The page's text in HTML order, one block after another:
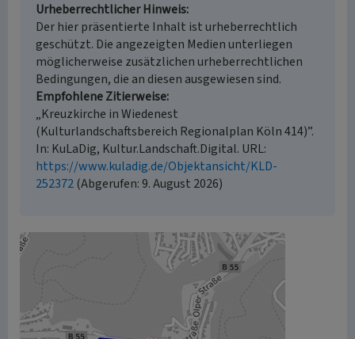
Urheberrechtlicher Hinweis
Der hier präsentierte Inhalt ist urheberrechtlich
geschützt. Die angezeigten Medien unterliegen
möglicherweise zusätzlichen urheberrechtlichen
Bedingungen, die an diesen ausgewiesen sind.
Empfohlene Zitierweise
„Kreuzkirche in Wiedenest
(Kulturlandschaftsbereich Regionalplan Köln 414)”.
In: KuLaDig, Kultur.Landschaft.Digital. URL:
https://www.kuladig.de/Objektansicht/KLD-
252372(Abgerufen: 9. August 2026)